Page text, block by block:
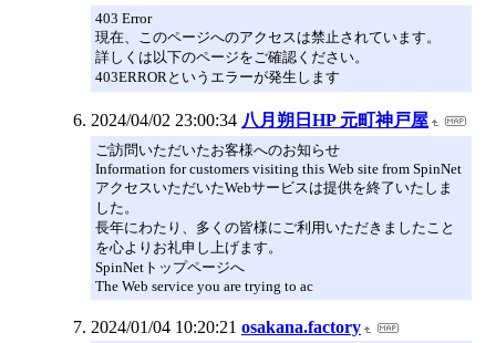
403 Error
現在、このページへのアクセスは禁止されています。
詳しくは以下のページをご確認ください。
403ERRORというエラーが発生します
2024/04/02 23:00:34 八月朔日HP 元町神戸屋
ご訪問いただいたお客様へのお知らせ
Information for customers visiting this Web site from SpinNet
アクセスいただいたWebサービスは提供を終了いたしま
した。
長年にわたり、多くの皆様にご利用いただきましたこと
を心よりお礼申し上げます。
SpinNetトップページへ
The Web service you are trying to ac
2024/01/04 10:20:21 osakana.factory